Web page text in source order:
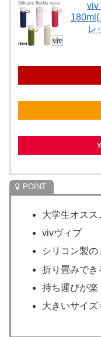
viv
レ
大学生オスス
vivヴィブ
シリコン製
折り畳みでき
持ち運びが楽
大きいサイズ